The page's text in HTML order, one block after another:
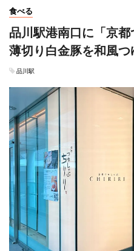
食べる
品川駅港南口に「京
薄切り白金豚を和風つ
品川駅